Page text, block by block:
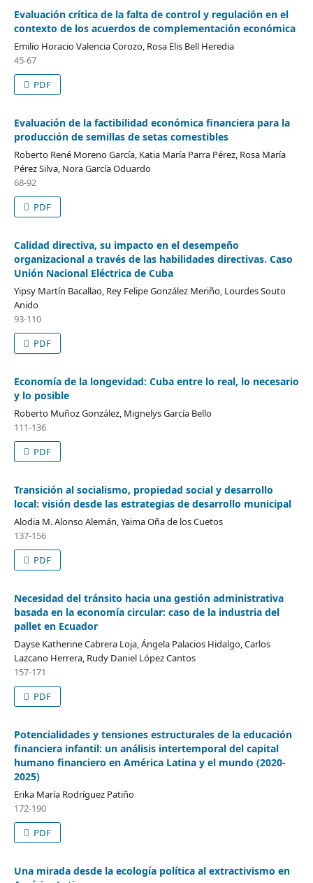
Evaluación crítica de la falta de control y regulación en el
contexto de los acuerdos de complementación económica
Emilio Horacio Valencia Corozo, Rosa Elis Bell Heredia
45-67
PDF
Evaluación de la factibilidad económica financiera para la
producción de semillas de setas comestibles
Roberto René Moreno García, Katia María Parra Pérez, Rosa María
Pérez Silva, Nora García Oduardo
68-92
PDF
Calidad directiva, su impacto en el desempeño
organizacional a través de las habilidades directivas. Caso
Unión Nacional Eléctrica de Cuba
Yipsy Martín Bacallao, Rey Felipe González Meriño, Lourdes Souto
Anido
93-110
PDF
Economía de la longevidad: Cuba entre lo real, lo necesario
y lo posible
Roberto Muñoz González, Mignelys García Bello
111-136
PDF
Transición al socialismo, propiedad social y desarrollo
local: visión desde las estrategias de desarrollo municipal
Alodia M. Alonso Alemán, Yaima Oña de los Cuetos
137-156
PDF
Necesidad del tránsito hacia una gestión administrativa
basada en la economía circular: caso de la industria del
pallet en Ecuador
Dayse Katherine Cabrera Loja, Ángela Palacios Hidalgo, Carlos
Lazcano Herrera, Rudy Daniel López Cantos
157-171
PDF
Potencialidades y tensiones estructurales de la educación
financiera infantil: un análisis intertemporal del capital
humano financiero en América Latina y el mundo (2020-
2025)
Erika María Rodríguez Patiño
172-190
PDF
Una mirada desde la ecología política al extractivismo en